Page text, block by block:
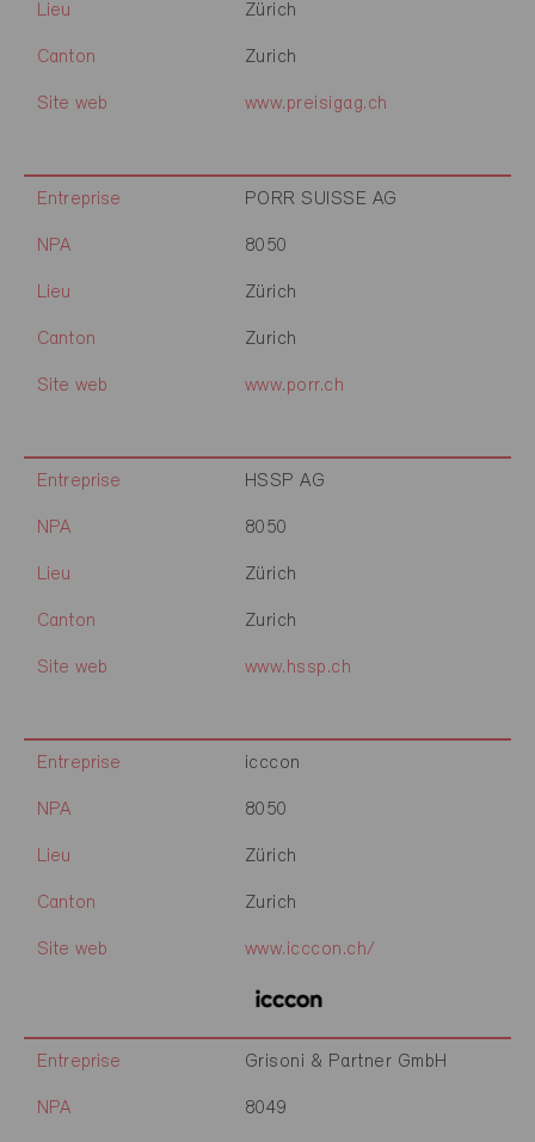
Lieu Zürich
Canton Zurich
Site web www.preisigag.ch
Entreprise PORR SUISSE AG
NPA 8050
Lieu Zürich
Canton Zurich
Site web www.porr.ch
Entreprise HSSP AG
NPA 8050
Lieu Zürich
Canton Zurich
Site web www.hssp.ch
Entreprise icccon
NPA 8050
Lieu Zürich
Canton Zurich
Site web www.icccon.ch/
Entreprise Grisoni & Partner GmbH
NPA 8049